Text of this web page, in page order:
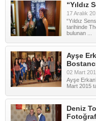
“Yıldız
17 Aralık
“Yıldız
tarihinde
bulunan ...
Ayşe
02 Mart
Ayşe
Mart 2015
Deniz